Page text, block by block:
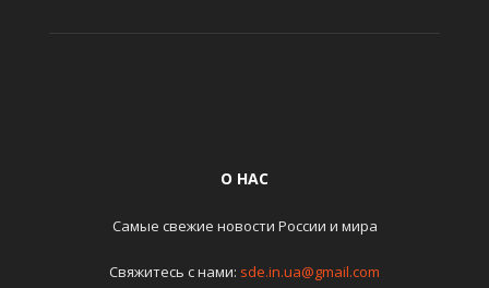
О НАС
Самые свежие новости России и мира
Свяжитесь с нами: sde.in.ua@gmail.com